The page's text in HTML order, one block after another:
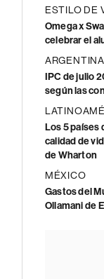
ESTILO DE
Omega x
celebrar el
ARGENTINA
IPC de julio
según las
Los 5 países
calidad de
de Wharton
MÉXICO
Gastos del
Ollamani de